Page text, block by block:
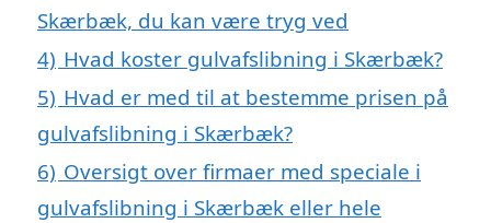
Skærbæk, du kan være tryg ved
4) Hvad koster gulvafslibning i Skærbæk?
5) Hvad er med til at bestemme prisen på
gulvafslibning i Skærbæk?
6) Oversigt over firmaer med speciale i
gulvafslibning i Skærbæk eller hele